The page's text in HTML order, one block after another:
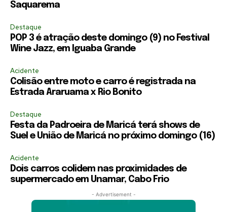
Saquarema
Destaque
POP 3 é atração deste domingo (9) no Festival
Wine Jazz, em Iguaba Grande
Acidente
Colisão entre moto e carro é registrada na
Estrada Araruama x Rio Bonito
Destaque
Festa da Padroeira de Maricá terá shows de
Suel e União de Maricá no próximo domingo (16)
Acidente
Dois carros colidem nas proximidades de
supermercado em Unamar, Cabo Frio
- Advertisement -